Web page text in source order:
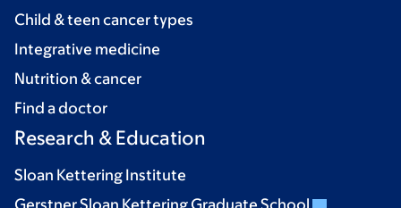
Child & teen cancer types
Integrative medicine
Nutrition & cancer
Find a doctor
Research & Education
Sloan Kettering Institute
Gerstner Sloan Kettering Graduate School